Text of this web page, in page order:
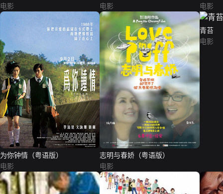
电影
电影
电影
为你钟情（粤语版）
电影
志明与春娇（粤语版）
电影
青苔
电影